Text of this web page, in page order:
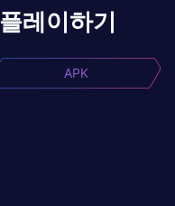
플레이하기
APK